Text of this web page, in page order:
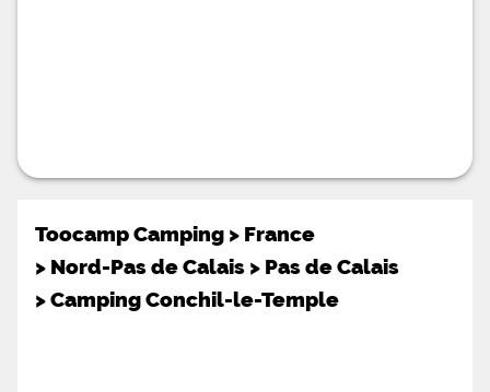
Toocamp Camping > France
> Nord-Pas de Calais > Pas de Calais
>Camping Conchil-le-Temple